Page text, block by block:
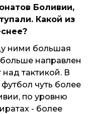
Боливии,
Какой из
ними большая
направлен
тактикой. В
футбол чуть более
по уровню
- более